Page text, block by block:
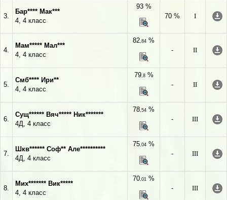
3.
Бар**** Мак***
4, 4 класс
93 %
70 %
I
4.
Мам***** Мал***
4, 4 класс
82,84 %
-
II
5.
Смб**** Ири**
4, 4 класс
79,8%
-
II
6.
Сущ****** Вяч***** Ник*******
4Д, 4 класс
78,54 %
-
III
7.
Шкв****** Соф** Але**********
4Д, 4 класс
75,04 %
-
III
8.
Мих******* Вик*****
4, 4 класс
70,01 %
-
III